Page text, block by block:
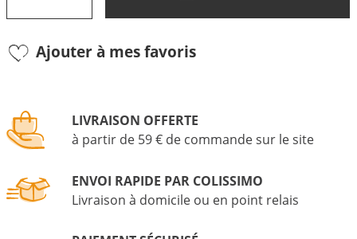
Ajouter à mes favoris
LIVRAISON OFFERTE
à partir de 59 € de commande sur le site
ENVOI RAPIDE PAR COLISSIMO
Livraison à domicile ou en point relais